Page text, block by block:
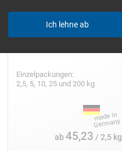
Einzelpackungen:
2,5, 5, 10, 25 und 200 kg
ab45,23 / 2,5 kg
Ich lehne ab